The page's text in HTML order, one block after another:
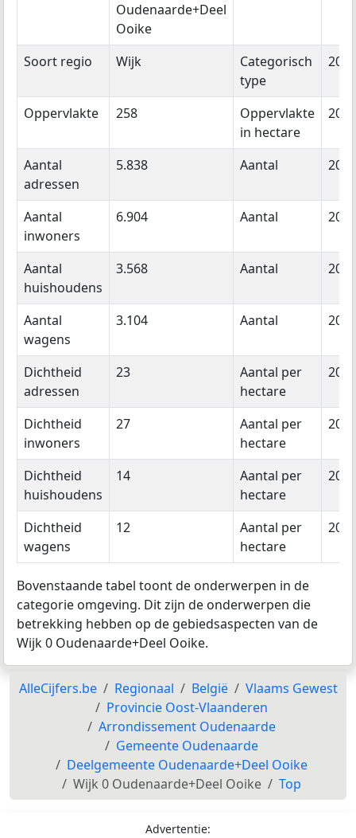
Oudenaarde+Deel
Ooike
Soort regio
Wijk
Categorisch
type
2026
Oppervlakte 258
Oppervlakte
in hectare
2026
Aantal
adressen
5.838 Aantal 2026
Aantal
inwoners
6.904 Aantal 2024
Aantal
huishoudens
3.568 Aantal 2024
Aantal
wagens
3.104 Aantal 2023
Dichtheid
adressen
23
Aantal per
hectare
2026
Dichtheid
inwoners
27
Aantal per
hectare
2024
Dichtheid
huishoudens
14
Aantal per
hectare
2024
Dichtheid
wagens
12
Aantal per
hectare
2023
Bovenstaande tabel toont de onderwerpen in de
categorie omgeving. Dit zijn de onderwerpen die
betrekking hebben op de gebiedsaspecten van de
Wijk 0 Oudenaarde+Deel Ooike.
AlleCijfers.be Regionaal België
Vlaams Gewest
Provincie Oost-Vlaanderen
Arrondissement Oudenaarde
Gemeente Oudenaarde
Deelgemeente Oudenaarde+Deel Ooike
Wijk 0 Oudenaarde+Deel Ooike
Top
Advertentie: